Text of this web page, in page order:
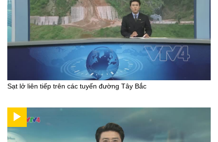
Sạt lở liên tiếp trên các tuyến đường Tây Bắc